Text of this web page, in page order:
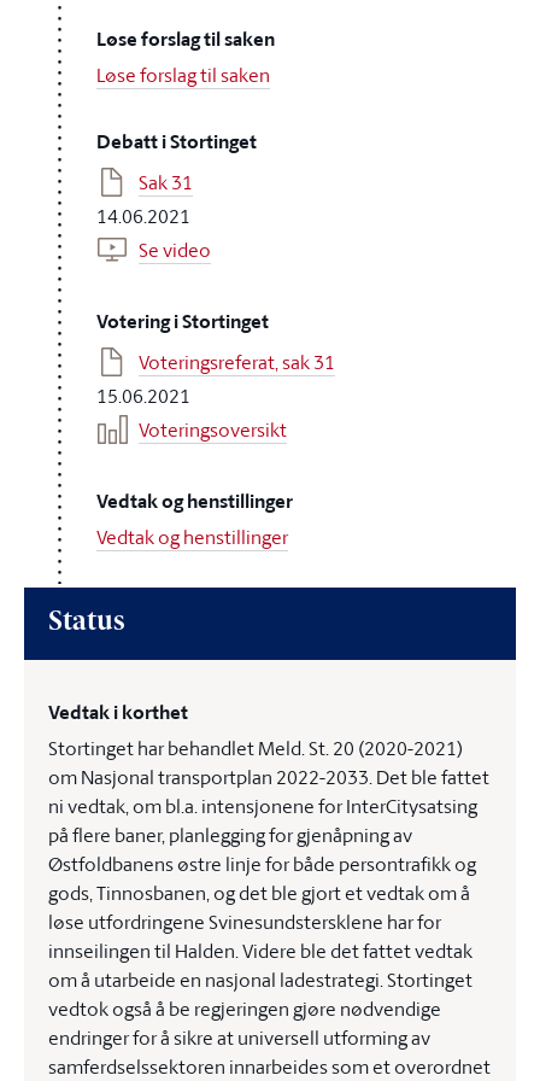
Løse forslag til saken
Løse forslag til saken
Debatt i Stortinget
Sak 31
14.06.2021
Se video
Votering i Stortinget
Voteringsreferat, sak 31
15.06.2021
Voteringsoversikt
Vedtak og henstillinger
Vedtak og henstillinger
Status
Vedtak i korthet
Stortinget har behandlet Meld. St. 20 (2020-2021)
om Nasjonal transportplan 2022-2033. Det ble fattet
ni vedtak, om bl.a. intensjonene for InterCitysatsing
på flere baner, planlegging for gjenåpning av
Østfoldbanens østre linje for både persontrafikk og
gods, Tinnosbanen, og det ble gjort et vedtak om å
løse utfordringene Svinesundstersklene har for
innseilingen til Halden. Videre ble det fattet vedtak
om å utarbeide en nasjonal ladestrategi. Stortinget
vedtok også å be regjeringen gjøre nødvendige
endringer for å sikre at universell utforming av
samferdselssektoren innarbeides som et overordnet